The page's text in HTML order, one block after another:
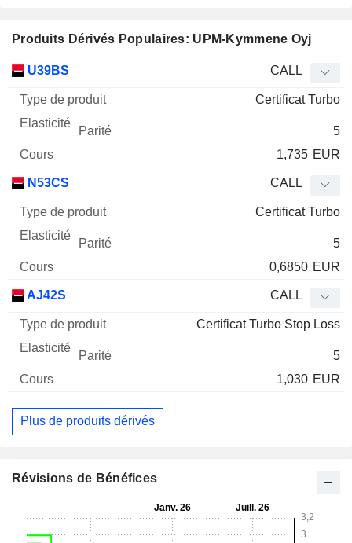
Produits Dérivés Populaires: UPM-Kymmene Oyj
Mnemo Type produit
Cours
U39BS CALL
Certificat Turbo
5
1,735 EUR
N53CS CALL
Certificat Turbo
5
0,6850 EUR
AJ42S CALL
Certificat Turbo Stop Loss
5
1,030 EUR
Plus de produits dérivés
Révisions de Bénéfices